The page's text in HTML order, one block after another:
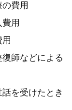
費用
用
師などによる
を受けたとき